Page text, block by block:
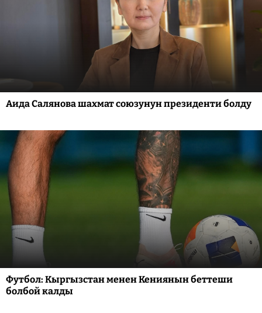
Аида Салянова шахмат союзунун президенти болду
Футбол: Кыргызстан менен Кениянын беттеши
болбой калды